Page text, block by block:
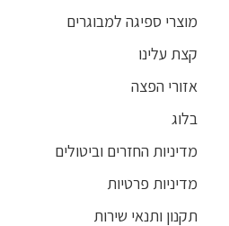
מוצרי ספיגה למבוגרים
קצת עלינו
אזורי הפצה
בלוג
מדיניות החזרים וביטולים
מדיניות פרטיות
תקנון ותנאי שירות